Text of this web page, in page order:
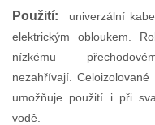
Použití: univerzální
elektrickým obloukem.
nízkému
nezahřívají.
umožňuje použití i při
vodě.